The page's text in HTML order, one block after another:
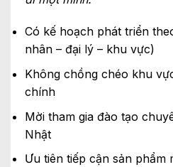
Có kế hoạch phát triển
nhân – đại lý – khu vực)
Không chồng chéo khu
chính
Mời tham gia đào tạo
Nhật
Ưu tiên tiếp cận sản